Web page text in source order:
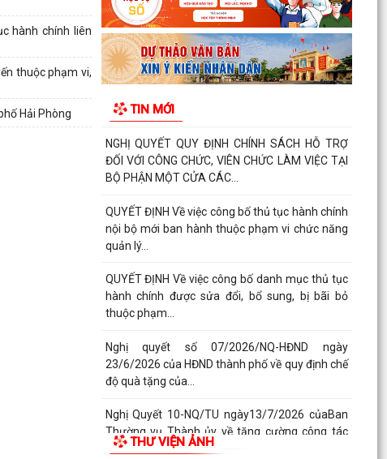
hành chính liên
thuộc phạm vi,
Hải Phòng TIN MỚI
PHƯỜNG KINH MÔN TRIỂN KHAI KẾ HOẠCH THU
THUẾ SỬ DỤNG ĐẤT PHI NÔNG NGHIỆP NĂM
2026 VÀ PHÁT ĐỘNG ĐỢT...
NGHỊ QUYẾT SỐ 27 NGÀY 28/7/2026 của HĐND
người hoạt...
NGHỊ QUYẾT QUY ĐỊNH CHÍNH SÁCH HỖ TRỢ
ĐỐI VỚI CÔNG CHỨC, VIÊN CHỨC LÀM VIỆC TẠI
BỘ PHẬN MỘT CỬA CÁC...
QUYẾT ĐỊNH Về việc công bố thủ tục hành chính
nội bộ mới ban hành thuộc phạm vi chức năng
quản lý...
QUYẾT ĐỊNH Về việc công bố danh mục thủ tục
hành chính được sửa đổi, bổ sung, bị bãi bỏ
thuộc phạm...
Nghị quyết số 07/2026/NQ-HĐND ngày
23/6/2026 của HĐND thành phố về quy định chế
độ quà tặng của...
Nghị Quyết 10-NQ/TU ngày13/7/2026 củaBan
Thường vụ Thành ủy về tăng cường công tác
lãnh đạo, chỉ...
THƯ VIỆN ẢNH